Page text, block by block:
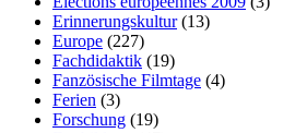
Erinnerungskultur(13)
Europe (227)
Fachdidaktik (19)
Fanzösische Filmtage (4)
Ferien (3)
Forschung (19)